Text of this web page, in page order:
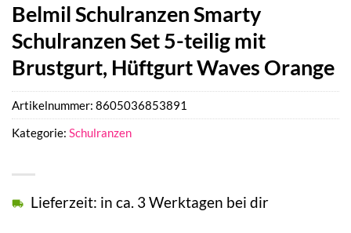
Belmil Schulranzen Smarty
Schulranzen Set 5-teilig mit
Brustgurt, Hüftgurt Waves Orange
Lieferzeit: in ca. 3 Werktagen bei dir
Artikelnummer: 8605036853891
Kategorie: Schulranzen